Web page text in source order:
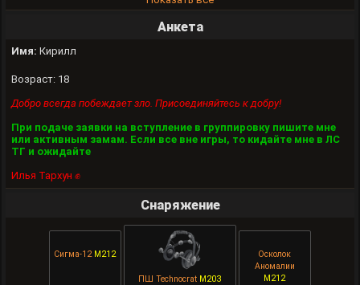
Анкета
Имя: Кирилл
Возраст: 18
Добро всегда побеждает зло. Присоединяйтесь к добру!
При подаче заявки на вступление в группировку пишите мне
или активным замам. Если все вне игры, то кидайте мне в ЛС
ТГ и ожидайте
Илья Тархун ✊
Снаряжение
Сигма-12 M212
ПШ Technocrat M203
Осколок
Аномалии
M212